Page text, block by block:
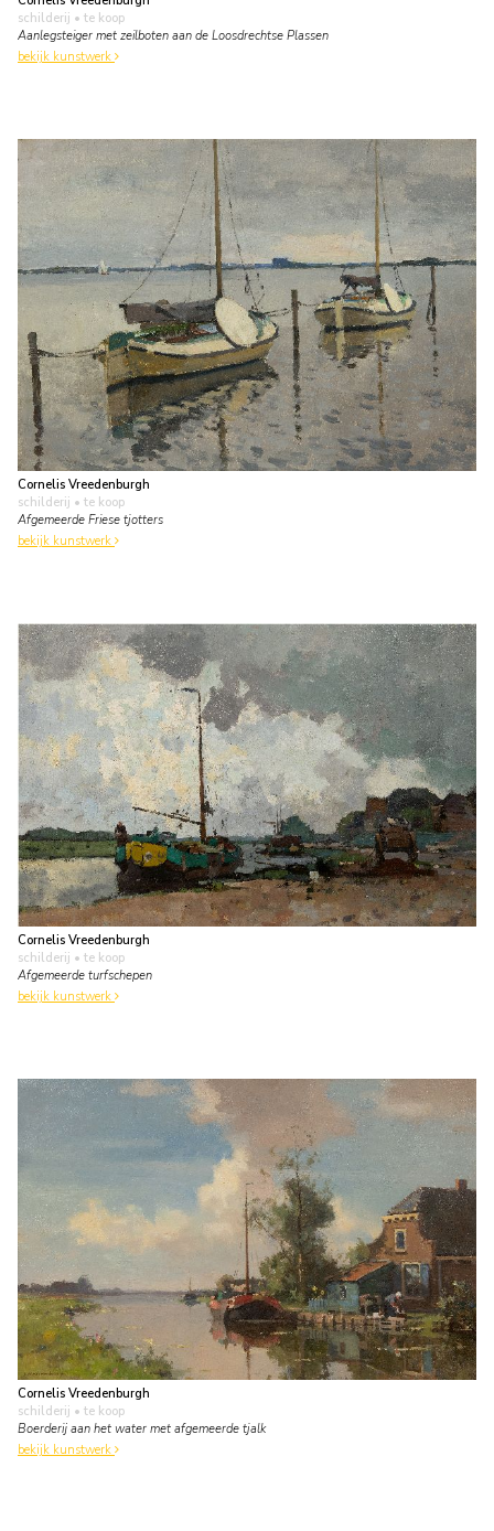
schilderij • te koop
Aanlegsteiger met zeilboten aan de Loosdrechtse Plassen
bekijk kunstwerk
Cornelis Vreedenburgh
schilderij • te koop
Afgemeerde Friese tjotters
bekijk kunstwerk
Cornelis Vreedenburgh
schilderij • te koop
Afgemeerde turfschepen
bekijk kunstwerk
Cornelis Vreedenburgh
schilderij • te koop
Boerderij aan het water met afgemeerde tjalk
bekijk kunstwerk